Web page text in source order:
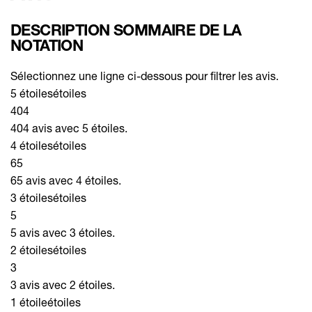
DESCRIPTION SOMMAIRE DE LA
NOTATION
Sélectionnez une ligne ci-dessous pour filtrer les avis.
5 étoilesétoiles
404
404 avis avec 5 étoiles.
4 étoilesétoiles
65
65 avis avec 4 étoiles.
3 étoilesétoiles
5
5 avis avec 3 étoiles.
2 étoilesétoiles
3
3 avis avec 2 étoiles.
1 étoileétoiles